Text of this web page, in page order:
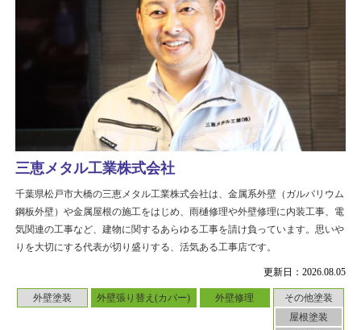
更新日：2026.08.05
外壁塗装 外壁張り替え(カバー) 外壁修理
その他塗装
屋根塗装
三恵メタル工業株式会社
千葉県松戸市大橋の三恵メタル工業株式会社は、金属系外壁（ガルバリウム
鋼板外壁）や金属屋根の施工をはじめ、雨樋修理や外壁修理に内装工事、電
気関連の工事など、建物に関するあらゆる工事を請け負っています。思いや
りを大切にする代表が切り盛りする、活気ある工事店です。